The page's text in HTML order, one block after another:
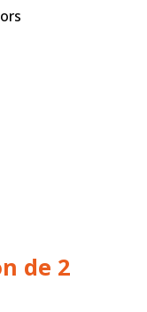
de 2